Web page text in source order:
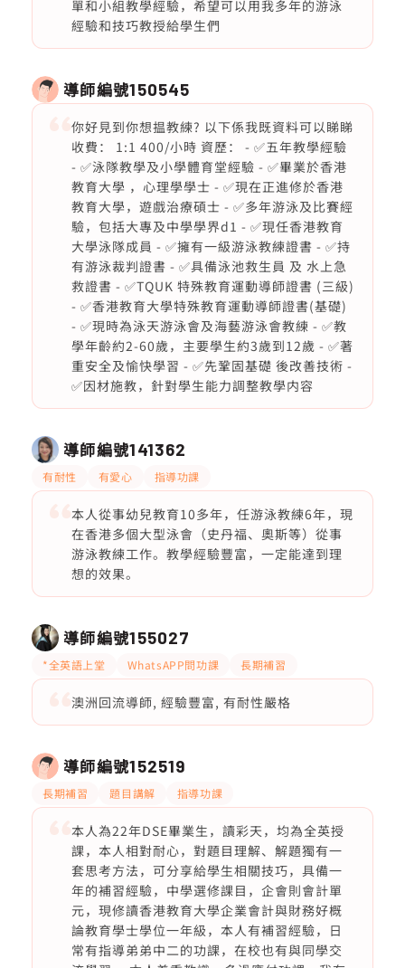
單和小組教學經驗，希望可以用我多年的游泳
經驗和技巧教授給學生們
導師編號150545
你好見到你想揾教練? 以下係我既資料可以睇睇
收費： 1:1 400/小時 資歷： - ✅五年教學經驗
- ✅泳隊教學及小學體育堂經驗 - ✅畢業於香港
教育大學 ，心理學學士 - ✅現在正進修於香港
教育大學，遊戲治療碩士 - ✅多年游泳及比賽經
驗，包括大專及中學學界d1 - ✅現任香港教育
大學泳隊成員 - ✅擁有一級游泳教練證書 - ✅持
有游泳裁判證書 - ✅具備泳池救生員 及 水上急
救證書 - ✅TQUK 特殊教育運動導師證書 (三級)
- ✅香港教育大學特殊教育運動導師證書(基礎)
- ✅現時為泳天游泳會及海藝游泳會教練 - ✅教
學年齡約2-60歲，主要學生約3歲到12歲 - ✅著
重安全及愉快學習 - ✅先鞏固基礎 後改善技術 -
✅因材施教，針對學生能力調整教學内容
導師編號141362
有耐性 有愛心 指導功課
本人從事幼兒教育10多年，任游泳教練6年，現
在香港多個大型泳會（史丹福、奧斯等）從事
游泳教練工作。教學經驗豐富，一定能達到理
想的效果。
導師編號155027
*全英語上堂 WhatsAPP問功課 長期補習
澳洲回流導師, 經驗豐富, 有耐性嚴格
導師編號152519
長期補習 題目講解 指導功課
本人為22年DSE畢業生，讀彩天，均為全英授
課，本人相對耐心，對題目理解、解題獨有一
套思考方法，可分享給學生相關技巧，具備一
年的補習經驗，中學選修課目，企會則會計單
元，現修讀香港教育大學企業會計與財務好概
論教育學士學位一年級，本人有補習經驗，日
常有指導弟弟中二的功課，在校也有與同學交